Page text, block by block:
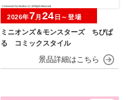
ミニオンズ＆モンスターズ ちびぱ
る コミックスタイル
2026年7月 24 日～登場